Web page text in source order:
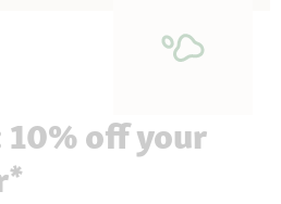
off your